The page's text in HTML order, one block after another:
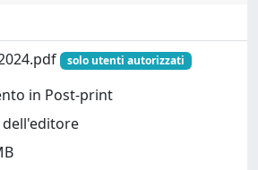
solo utenti autorizzati
in Post-print
dell'editore